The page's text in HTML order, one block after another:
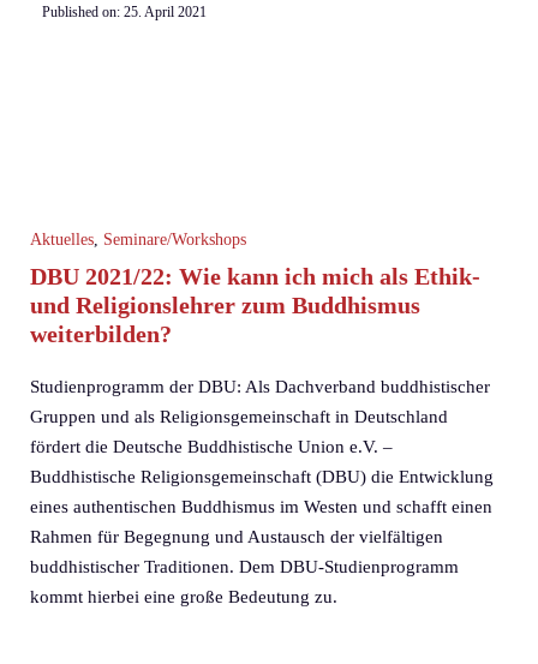
Published on: 25. April 2021
Aktuelles, Seminare/Workshops
DBU 2021/22: Wie kann ich mich als Ethik-
und Religionslehrer zum Buddhismus
weiterbilden?
Studienprogramm der DBU: Als Dachverband buddhistischer
Gruppen und als Religionsgemeinschaft in Deutschland
fördert die Deutsche Buddhistische Union e.V. –
Buddhistische Religionsgemeinschaft (DBU) die Entwicklung
eines authentischen Buddhismus im Westen und schafft einen
Rahmen für Begegnung und Austausch der vielfältigen
buddhistischer Traditionen. Dem DBU-Studienprogramm
kommt hierbei eine große Bedeutung zu.